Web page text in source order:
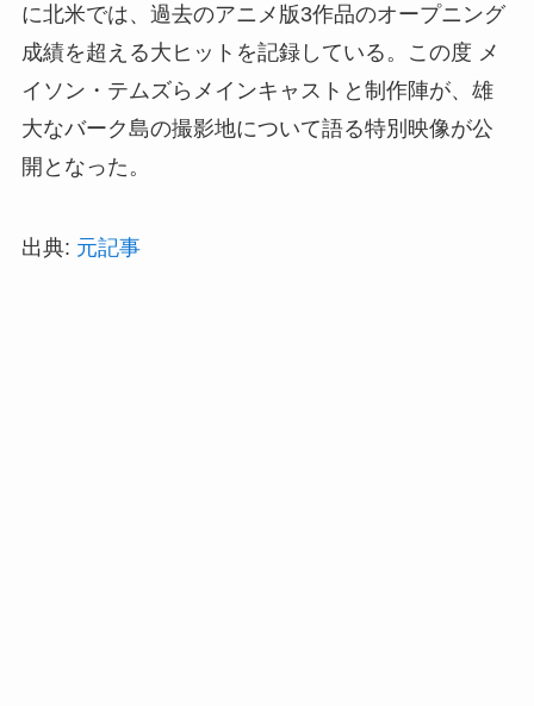
に北米では、過去のアニメ版3作品のオープニング
成績を超える大ヒットを記録している。この度 メ
イソン・テムズらメインキャストと制作陣が、雄
大なバーク島の撮影地について語る特別映像が公
開となった。
出典: 元記事